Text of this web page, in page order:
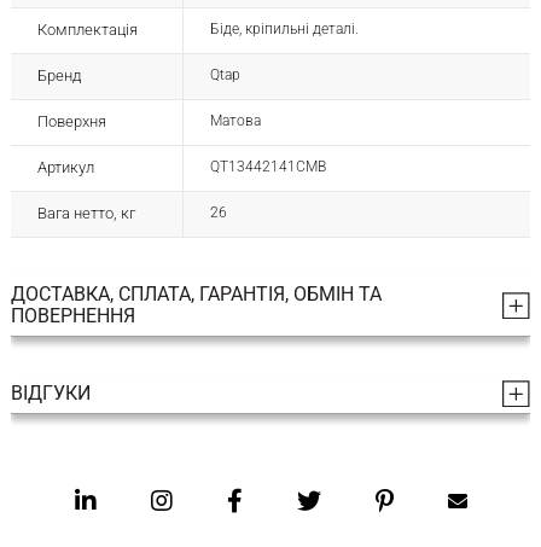
Комплектація Біде, кріпильні деталі.
Бренд Qtap
Поверхня Матова
Артикул QT13442141CMB
Вага нетто, кг 26
ДОСТАВКА, СПЛАТА, ГАРАНТІЯ, ОБМІН ТА
ПОВЕРНЕННЯ
ВІДГУКИ